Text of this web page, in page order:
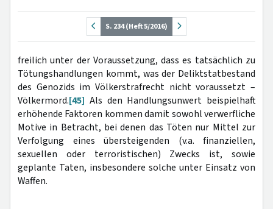
S. 234 (Heft 5/2016)
freilich unter der Voraussetzung, dass es tatsächlich zu
Tötungshandlungen kommt, was der Deliktstatbestand
des Genozids im Völkerstrafrecht nicht voraussetzt –
Völkermord.[45] Als den Handlungsunwert beispielhaft
erhöhende Faktoren kommen damit sowohl verwerfliche
Motive in Betracht, bei denen das Töten nur Mittel zur
Verfolgung eines übersteigenden (v.a. finanziellen,
sexuellen oder terroristischen) Zwecks ist, sowie
geplante Taten, insbesondere solche unter Einsatz von
Waffen.